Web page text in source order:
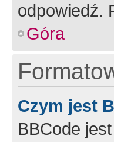
odpowiedź.
Góra
Czym jest
BBCode